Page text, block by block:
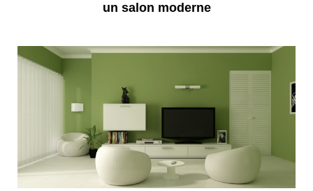
un salon moderne